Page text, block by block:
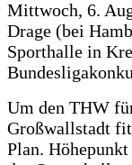
Mittwoch, 6.
Drage (bei
Sporthalle in
Um den THW
Großwallstadt fit
Plan.